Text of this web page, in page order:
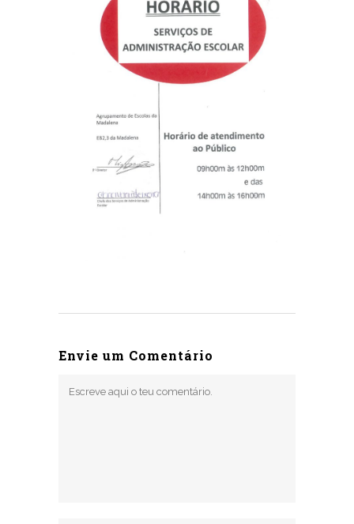
Envie um Comentário